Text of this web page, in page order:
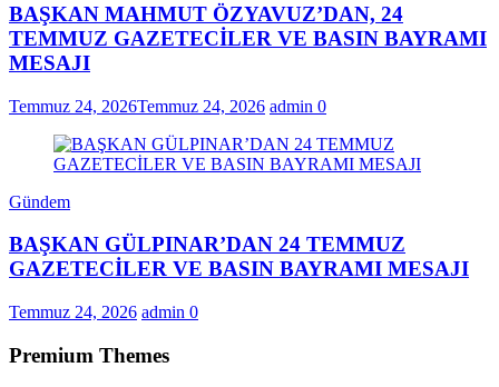
BAŞKAN MAHMUT ÖZYAVUZ’DAN, 24
TEMMUZ GAZETECİLER VE BASIN BAYRAMI
MESAJI
Temmuz 24, 2026Temmuz 24, 2026 admin 0
Gündem
BAŞKAN GÜLPINAR’DAN 24 TEMMUZ
GAZETECİLER VE BASIN BAYRAMI MESAJI
Temmuz 24, 2026 admin 0
Premium Themes